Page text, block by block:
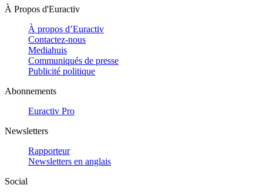
À Propos d'Euractiv
À propos d’Euractiv
Contactez-nous
Mediahuis
Communiqués de presse
Publicité politique
Abonnements
Euractiv Pro
Newsletters
Rapporteur
Newsletters en anglais
Social